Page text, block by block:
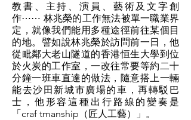
教書、主持、演員、藝術及文字創
作⋯⋯ 林兆榮的工作無法被單一職業界
定，就像我們能用多種途徑前往某個目
的地。譬如說林兆榮於訪問前一日，他
從毗鄰大老山隧道的香港恒生大學到位
於火炭的工作室，一改往常要等約二十
分鐘一班車直達的做法，隨意搭上一輛
能去沙田新城市廣場的車，再轉駁巴
士，他形容這種出行路線的變奏是
「craf tmanship（匠人工藝）」。